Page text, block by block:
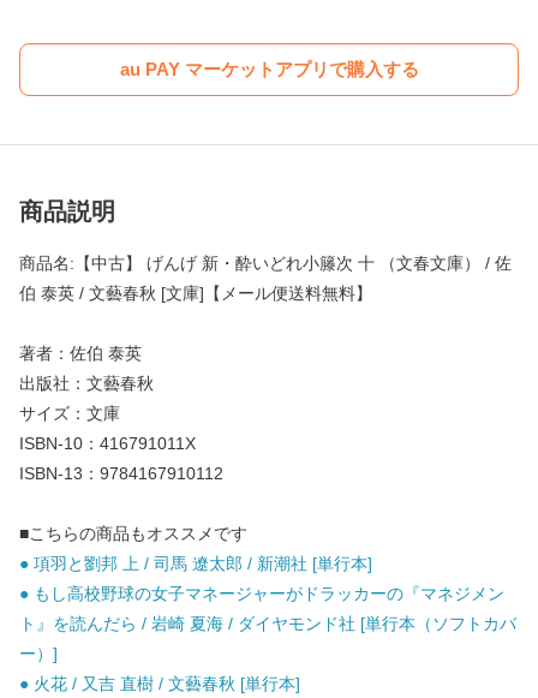
au PAY マーケットアプリで購入する
商品説明
商品名:【中古】 げんげ 新・酔いどれ小籐次 十 （文春文庫） / 佐
伯 泰英 / 文藝春秋 [文庫]【メール便送料無料】
著者：佐伯 泰英
出版社：文藝春秋
サイズ：文庫
ISBN-10：416791011X
ISBN-13：9784167910112
■こちらの商品もオススメです
● 項羽と劉邦 上 / 司馬 遼太郎 / 新潮社 [単行本]
● もし高校野球の女子マネージャーがドラッカーの『マネジメン
ト』を読んだら / 岩崎 夏海 / ダイヤモンド社 [単行本（ソフトカバ
ー）]
● 火花 / 又吉 直樹 / 文藝春秋 [単行本]